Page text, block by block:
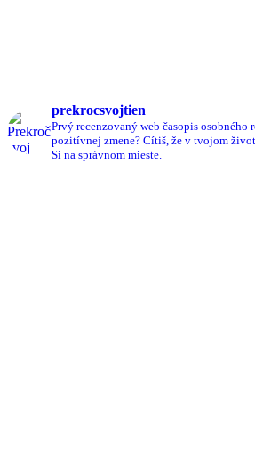
prekrocsvojtien
Prvý recenzovaný web časopis osobného
pozitívnej zmene? Cítiš, že v tvojom
Si na správnom mieste.